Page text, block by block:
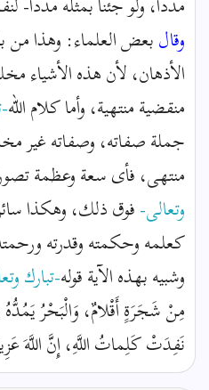
وقالبعض العلماء: وهذا من
الأذهان، لأن هذه الأشياء
منقضية منتهية، وأما كلام الله
جملة صفاته، وصفاته غير
منتهى، فأى سعة وعظمة
وتعالى-فوق ذلك، وهكذا
كعلمه وحكمته وقدرته
وشبيه بهذه الآية قوله-تبارك
مِنْ شَجَرَةٍ أَقْلامٌ، وَالْبَحْرُ
نَفِدَتْ كَلِماتُ اللَّهِ، إِنَّ اللَّهَ